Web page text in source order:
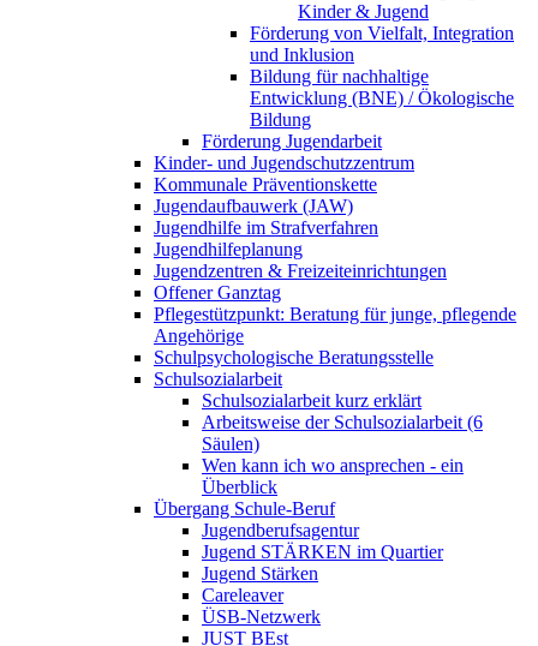
Kinder & Jugend
Förderung von Vielfalt, Integration
und Inklusion
Bildung für nachhaltige
Entwicklung (BNE) / Ökologische
Bildung
Förderung Jugendarbeit
Kinder- und Jugendschutzzentrum
Kommunale Präventionskette
Jugendaufbauwerk (JAW)
Jugendhilfe im Strafverfahren
Jugendhilfeplanung
Jugendzentren & Freizeiteinrichtungen
Offener Ganztag
Pflegestützpunkt: Beratung für junge, pflegende
Angehörige
Schulpsychologische Beratungsstelle
Schulsozialarbeit
Schulsozialarbeit kurz erklärt
Arbeitsweise der Schulsozialarbeit (6
Säulen)
Wen kann ich wo ansprechen - ein
Überblick
Übergang Schule-Beruf
Jugendberufsagentur
Jugend STÄRKEN im Quartier
Jugend Stärken
Careleaver
ÜSB-Netzwerk
JUST BEst